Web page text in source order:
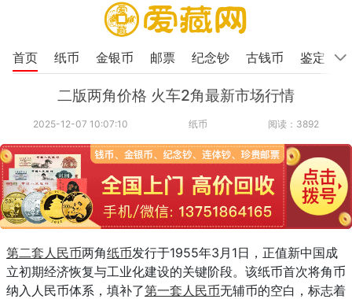
首页 纸币 金银币 邮票 纪念钞 古钱币 鉴定
二版两角价格 火车2角最新市场行情
2025-12-07 10:07:10 纸币 阅读：3892
第二套人民币两角纸币发行于1955年3月1日，正值新中国成
立初期经济恢复与工业化建设的关键阶段。该纸币首次将角币
纳入人民币体系，填补了第一套人民币无辅币的空白，标志着